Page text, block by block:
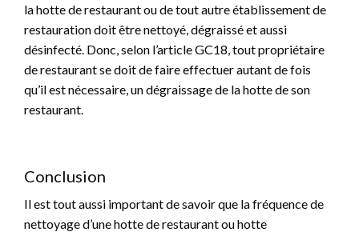
la hotte de restaurant ou de tout autre établissement de
restauration doit être nettoyé, dégraissé et aussi
désinfecté. Donc, selon l’article GC18, tout propriétaire
de restaurant se doit de faire effectuer autant de fois
qu’il est nécessaire, un dégraissage de la hotte de son
restaurant.
Conclusion
Il est tout aussi important de savoir que la fréquence de
nettoyage d’une hotte de restaurant ou hotte